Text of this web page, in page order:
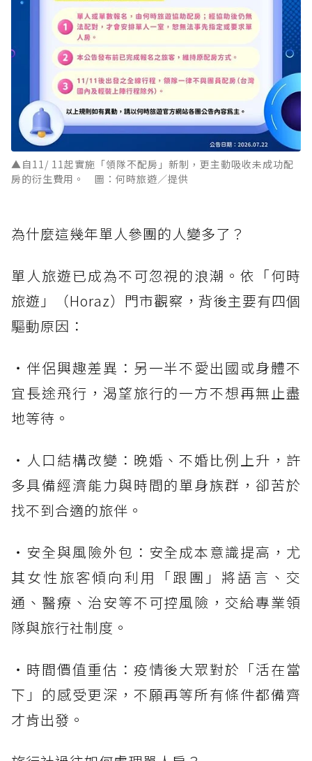
▲自11/ 11起實施「領隊不配房」新制，更主動吸收未成功配
房的衍生費用。 圖：何時旅遊／提供
為什麼這幾年單人參團的人變多了？
單人旅遊已成為不可忽視的浪潮。依「何時
旅遊」（Horaz）門市觀察，背後主要有四個
驅動原因：
・伴侶興趣差異：另一半不愛出國或身體不
宜長途飛行，渴望旅行的一方不想再無止盡
地等待。
・人口結構改變：晚婚、不婚比例上升，許
多具備經濟能力與時間的單身族群，卻苦於
找不到合適的旅伴。
・安全與風險外包：安全成本意識提高，尤
其女性旅客傾向利用「跟團」將語言、交
通、醫療、治安等不可控風險，交給專業領
隊與旅行社制度。
・時間價值重估：疫情後大眾對於「活在當
下」的感受更深，不願再等所有條件都備齊
才肯出發。